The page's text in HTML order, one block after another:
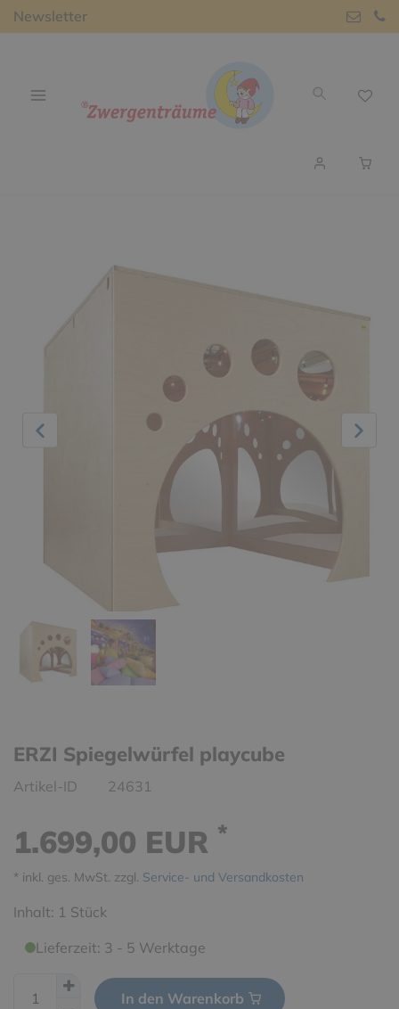
Newsletter
ERZI Spiegelwürfel playcube
Artikel-ID 24631
1.699,00 EUR *
* inkl. ges. MwSt. zzgl. Service- und Versandkosten
Inhalt: 1 Stück
Lieferzeit: 3 - 5 Werktage
In den Warenkorb